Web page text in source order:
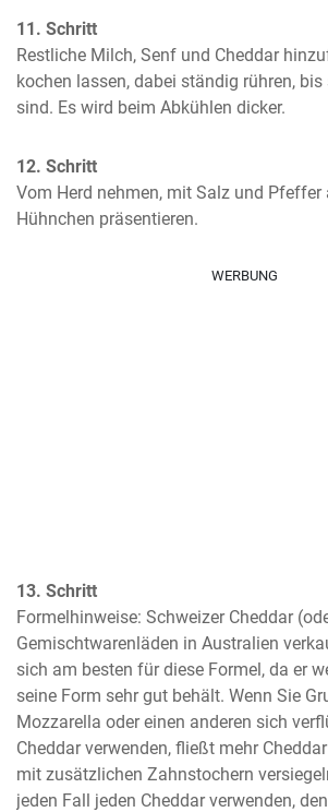
11. Schritt
Restliche Milch, Senf und Cheddar
kochen lassen, dabei ständig rühren,
sind. Es wird beim Abkühlen dicker.
12. Schritt
Vom Herd nehmen, mit Salz und
Hühnchen präsentieren.
WERBUNG
13. Schritt
Formelhinweise: Schweizer Cheddar
Gemischtwarenläden in Australien
sich am besten für diese Formel, da er
seine Form sehr gut behält. Wenn Sie
Mozzarella oder einen anderen sich
Cheddar verwenden, fließt mehr
mit zusätzlichen Zahnstochern
jeden Fall jeden Cheddar verwenden,